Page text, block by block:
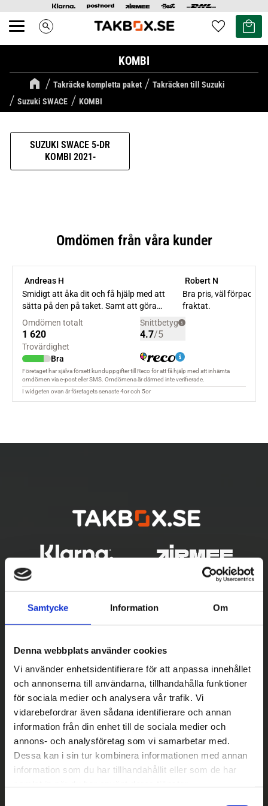
Samtycke Information Om
Denna webbplats använder cookies
Vi använder enhetsidentifierare för att anpassa innehållet
och annonserna till användarna, tillhandahålla funktioner
för sociala medier och analysera vår trafik. Vi
vidarebefordrar även sådana identifierare och annan
information från din enhet till de sociala medier och
annons- och analysföretag som vi samarbetar med.
Dessa kan i sin tur kombinera informationen med annan
information som du har tillhandahållit eller som de har
Meny search Favoriter
Kundvagn
KOMBI
Takräcke kompletta paket
Takräcken till Suzuki
Suzuki SWACE
KOMBI
SUZUKI SWACE 5-DR
KOMBI 2021-
Betala säkert
|| Välj ||
Snabba leveranser
||
Eller ||
Hämta på lagret med/utan montering